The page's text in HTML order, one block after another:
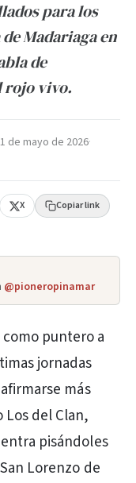
para los
Madariaga en
de
rojo vivo.
de mayo de 2026·
X Copiar link
@pioneropinamar
puntero a
jornadas
más
del Clan,
pisándoles
Lorenzo de